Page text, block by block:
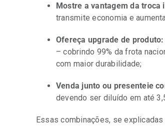
Mostre a vantagem da troca
transmite economia e
Ofereça upgrade de produto:
– cobrindo 99% da frota
com maior durabilidade;
Venda junto ou presenteie
devendo ser diluído em até
Essas combinações, se